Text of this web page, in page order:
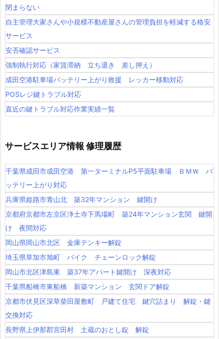
閉まらない
自主管理大家さんや小規模不動産屋さんの管理負担を軽減する格安
サービス
安否確認サービス
強制執行対応（家賃滞納 立ち退き 差し押え）
成田空港駐車場バッテリー上がり救援 レッカー移動対応
POSレジ鍵トラブル対応
直近の鍵トラブル対応作業実績一覧
サービスエリア情報 修理履歴
千葉県成田市成田空港 第一ターミナルP5平面駐車場 ＢＭＷ バ
ッテリー上がり対応
兵庫県姫路市青山北 築32年マンション 鍵開け
京都府京都市左京区浄土寺下馬場町 築24年マンション玄関 鍵開
け 夜間対応
岡山県岡山市北区 金庫テンキー解錠
埼玉県草加市旭町 バイク チェーンロック解錠
岡山市北区津島東 築37年アパート鍵開け 深夜対応
千葉県船橋市東船橋 新築マンション 玄関ドア解錠
京都市伏見区深草柴田屋敷町 戸建て住宅 鍵穴詰まり 解錠・鍵
交換対応
長野県上伊那郡宮田村 土蔵のおとし錠 解錠